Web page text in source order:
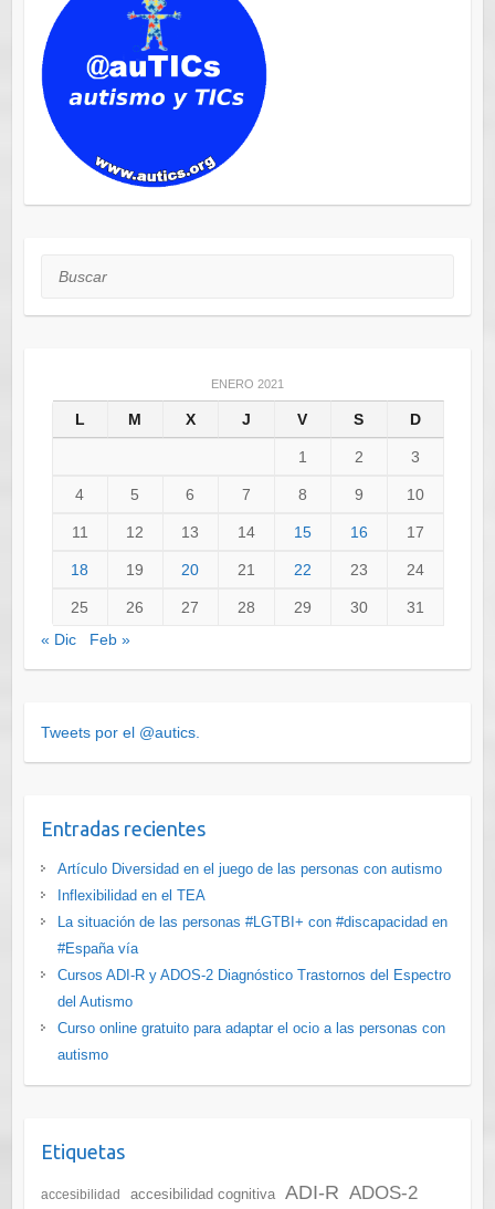
Buscar
ENERO 2021
L M X J V S D
1 2 3
4 5 6 7 8 9 10
11 12 13 14 15 16 17
18 19 20 21 22 23 24
25 26 27 28 29 30
31
« Dic
Feb »
Tweets por el @autics.
Entradas recientes
Artículo Diversidad en el juego de las personas con autismo
Inflexibilidad en el TEA
La situación de las personas #LGTBI+ con #discapacidad en
#España vía
Cursos ADI-R y ADOS-2 Diagnóstico Trastornos del Espectro
del Autismo
Curso online gratuito para adaptar el ocio a las personas con
autismo
Etiquetas
accesibilidad accesibilidad cognitiva ADI-R ADOS-2